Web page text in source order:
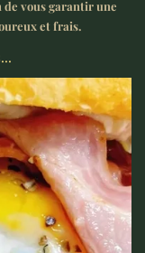
vous garantir une
et frais.